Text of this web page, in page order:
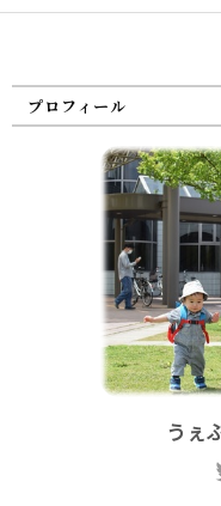
プロフィール
うぇ